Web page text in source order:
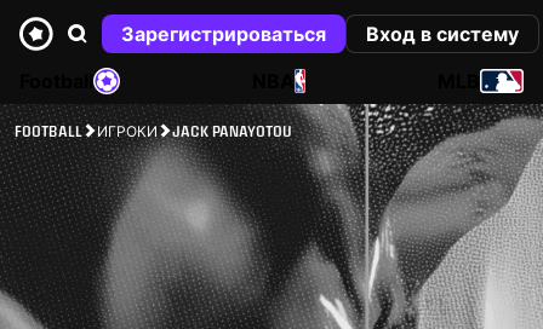
Зарегистрироваться
Вход в систему
NBA
FOOTBALL ИГРОКИ JACK PANAYOTOU